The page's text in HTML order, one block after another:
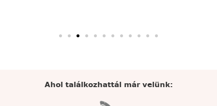
Ahol találkozhattál már velünk: